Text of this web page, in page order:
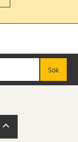
Sök